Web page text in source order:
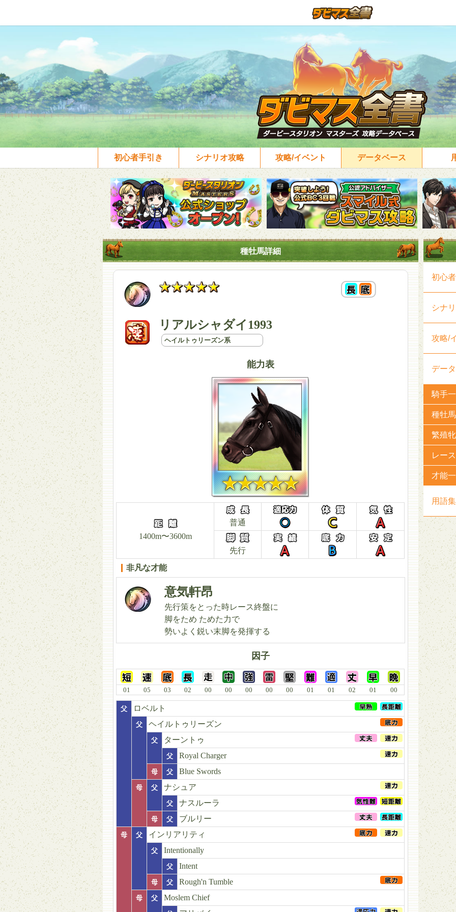
初心者手引き シナリオ攻略 攻略/イベント データベース
種牡馬詳細
リアルシャダイ1993
ヘイルトゥリーズン系
能力表
1400m〜3600m
普通
先行
非凡な才能
意気軒昂
先行策をとった時レース終盤に
脚をため ためた力で
勢いよく鋭い末脚を発揮する
因子
01 05 03 02 00 00 00 00 00 01 01 02 01 00
父 ロベルト
父 ヘイルトゥリーズン
父 ターントゥ
父 Royal Charger
母 父 Blue Swords
母 父 ナシュア
父 ナスルーラ
母 父 ブルリー
母 父 インリアリティ
父 Intentionally
父 Intent
母 父 Rough'n Tumble
母 父 Moslem Chief
初心
シナ
攻略/
デー
騎手
種牡
繁殖
レー
才能
用語集